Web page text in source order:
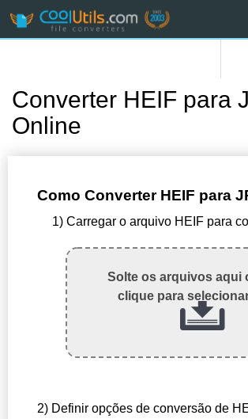
Converter HEIF para
Online
Como Converter HEIF para
1) Carregar o arquivo HEIF para
Solte os arquivos aqui
clique para
2) Definir opções de conversão de